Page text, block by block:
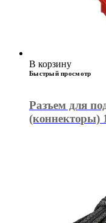
В корзину
Быстрый просмотр
Разъем для
(коннекторы)